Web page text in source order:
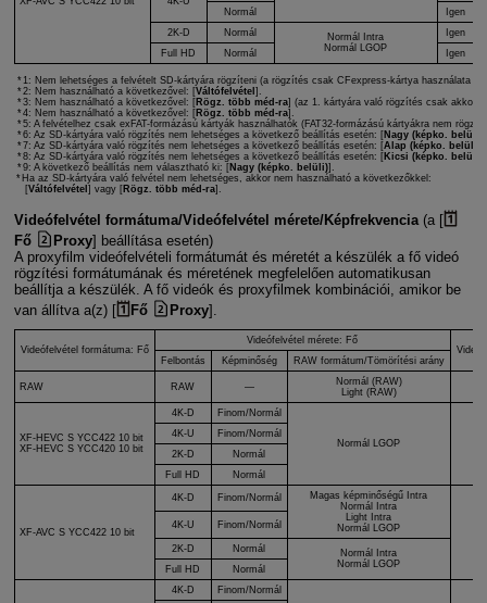
Normál
Igen
2K-D
Normál
Normál Intra
Normál LGOP
Igen
Full HD
Normál Igen
1: Nem lehetséges a felvételt SD-kártyára rögzíteni (a rögzítés csak CFexpress-kártya használata
2: Nem használható a következővel: [Váltófelvétel].
3: Nem használható a következővel: [ Rögz. több méd-ra] (az 1. kártyára való rögzítés csak akkor
4: Nem használható a következővel: [ Rögz. több méd-ra].
5: A felvételhez csak exFAT-formázású kártyák használhatók (FAT32-formázású kártyákra nem
6: Az SD-kártyára való rögzítés nem lehetséges a következő beállítás esetén: [Nagy (képko. belüli)
7: Az SD-kártyára való rögzítés nem lehetséges a következő beállítás esetén: [Alap (képko. belüli)
8: Az SD-kártyára való rögzítés nem lehetséges a következő beállítás esetén: [ Kicsi (képko. belül)
9: A következő beállítás nem választható ki: [Nagy (képko. belüli)].
Ha az SD-kártyára való felvétel nem lehetséges, akkor nem használható a következőkkel:
[Váltófelvétel ] vagy [Rögz. több méd-ra].
Videófelvétel formátuma/Videófelvétel mérete/Képfrekvencia(a [
Fő
Proxy] beállítása esetén)
A proxyfilm videófelvételi formátumát és méretét a készülék a fő videó
rögzítési formátumának és méretének megfelelően automatikusan
beállítja a készülék. A fő videók és proxyfilmek kombinációi, amikor be
van állítva a(z) [
Fő Proxy].
Videófelvétel formátuma: Fő
Videófelvétel mérete: Fő
Felbontás
Képminőség RAW formátum/Tömörítési arány
RAW RAW —
Normál (RAW)
Light (RAW)
XF-HEVC S YCC422 10 bit
XF-HEVC S YCC420 10 bit
4K-D Finom/Normál
Normál LGOP
4K-U
Finom/Normál
2K-D
Normál
Full HD
Normál
XF-AVC S YCC422 10 bit
4K-D Finom/Normál
Magas képminőségű Intra
Normál Intra
Light Intra
Normál LGOP
4K-U Finom/Normál
2K-D Normál
Normál Intra
Normál LGOP
Full HD Normál
4K-D Finom/Normál